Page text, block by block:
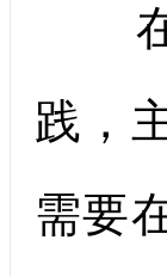
在
践，
需要